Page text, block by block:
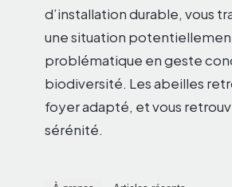
d’installation durable, vous
une situation
problématique en geste
biodiversité. Les abeilles
foyer adapté, et vous
sérénité.